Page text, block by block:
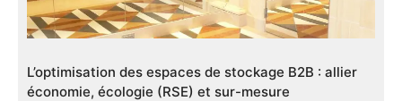
L’optimisation des espaces de stockage B2B : allier
économie, écologie (RSE) et sur-mesure